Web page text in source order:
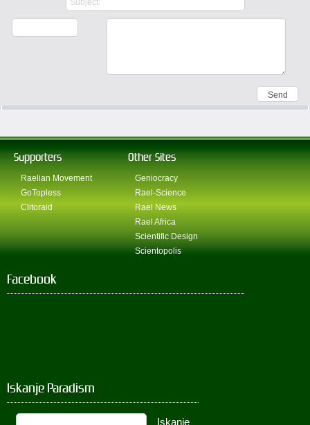
Supporters
Raelian Movement
GoTopless
Clitoraid
Other Sites
Geniocracy
Rael-Science
Rael News
Rael Africa
Scientific Design
Scientopolis
Facebook
Iskanje Paradism